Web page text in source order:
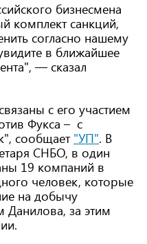
бизнесмена
комплект санкций,
согласно нашему
в ближайшее
— сказал
с его участием
Фукса – с
сообщает "УП". В
СНБО, в один
19 компаний в
человек, которые
на добычу
за этим